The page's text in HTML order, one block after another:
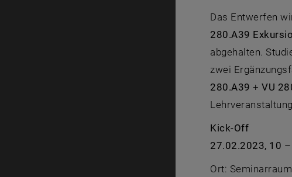
Das Entwerfen
280.A39
abgehalten.
zwei
280.A39 +VU
Kick-Off
27.02.2023, 10
Ort: